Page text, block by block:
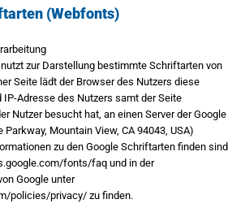
(Webfonts)
zur Darstellung bestimmte Schriftarten von
Seite lädt der Browser des Nutzers diese
Adresse des Nutzers samt der Seite
Nutzer besucht hat, an einen Server der Google
Mountain View, CA 94043, USA)
zu den Google Schriftarten finden sind
fonts/faq und in der
Google unter
policies/privacy/ zu finden.